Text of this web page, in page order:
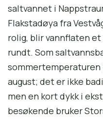
saltvannet i
Flakstadøya fra
rolig, blir vannflaten
rundt. Som
sommertemperaturen
august; det er ikke
men en kort dykk i
besøkende bruker